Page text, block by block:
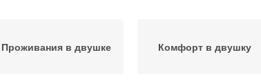
Проживания в двушке Комфорт в двушку